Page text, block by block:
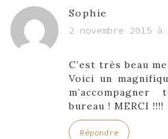
Sophie
2 novembre 2015
C’est très beau
Voici un
bureau ! MERCI
Répondre